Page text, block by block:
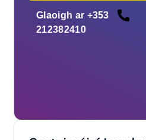
Glaoigh ar +353
212382410